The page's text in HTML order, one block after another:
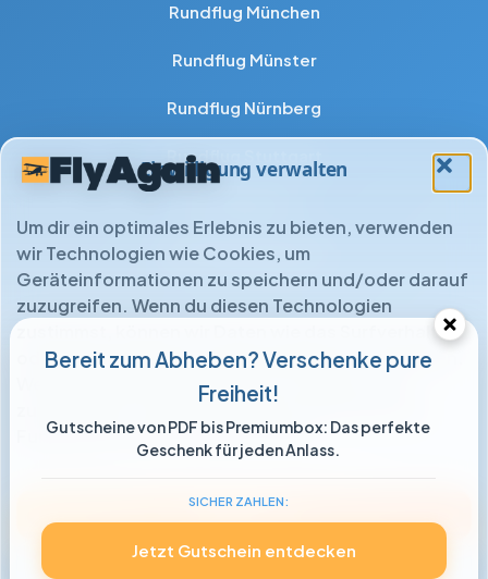
Einwilligung verwalten
Um dir ein optimales Erlebnis zu bieten, verwenden
wir Technologien wie Cookies, um
Geräteinformationen zu speichern und/oder darauf
zuzugreifen. Wenn du diesen Technologien
zustimmst, können wir Daten wie das Surfverhalten
oder eindeutige IDs auf dieser Website verarbeiten.
Wenn du deine Einwilligung nicht erteilst oder
Funktionen beeinträchtigt werden.
Ablehnen
Rundflug München
Rundflug Münster
Rundflug Nürnberg
Rundflug Stuttgart
Rundflug Wuppertal
SICHERE ZAHLUNGSMETHODEN
Bereit zum Abheben? Verschenke pure
Freiheit!
Gutscheine von PDF bis Premiumbox: Das perfekte
Geschenk für jeden Anlass.
SICHER ZAHLEN:
Jetzt Gutschein entdecken